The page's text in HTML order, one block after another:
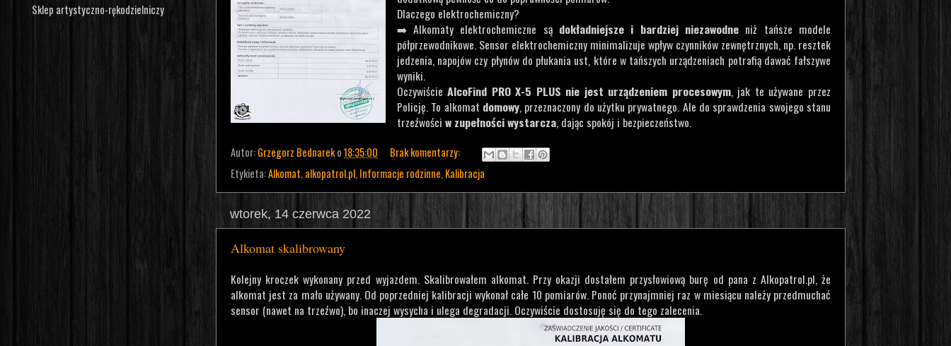
Dlaczego elektrochemiczny?
➡️ Alkomaty elektrochemiczne są dokładniejsze i bardziej niezawodne niż tańsze modele
półprzewodnikowe. Sensor elektrochemiczny minimalizuje wpływ czynników zewnętrznych, np. resztek
jedzenia, napojów czy płynów do płukania ust, które w tańszych urządzeniach potrafią dawać fałszywe
wyniki.
OczywiścieAlcoFind PRO X-5 PLUS nie jest urządzeniem procesowym, jak te używane przez
Policję. To alkomat domowy, przeznaczony do użytku prywatnego. Ale do sprawdzenia swojego stanu
trzeźwości w zupełności wystarcza, dając spokój i bezpieczeństwo.
Autor:Grzegorz Bednareko18:35:00
Brak komentarzy:
Etykieta:Alkomat, alkopatrol.pl, Informacje rodzinne, Kalibracja
wtorek, 14 czerwca 2022
Alkomat skalibrowany
Kolejny kroczek wykonany przed wyjazdem. Skalibrowałem alkomat. Przy okazji dostałem przysłowiową burę od pana z Alkopatrol.pl, że
alkomat jest za mało używany. Od poprzedniej kalibracji wykonał całe 10 pomiarów. Ponoć przynajmniej raz w miesiącu należy przedmuchać
sensor (nawet na trzeźwo), bo inaczej wysycha i ulega degradacji. Oczywiście dostosuję się do tego zalecenia.
Sklep artystyczno-rękodzielniczy